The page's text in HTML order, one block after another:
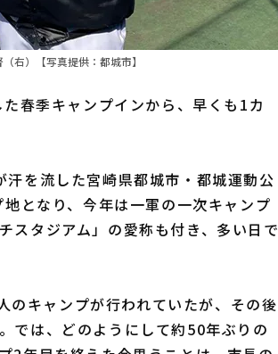
右）【写真提供：都城市】
春季キャンプインから、早くも1カ
を流した宮崎県都城市・都城運動公
となり、今年は一軍の一次キャンプ
スタジアム」の愛称も付き、多い日で
キャンプが行われていたが、その後
では、どのようにして約50年ぶりの